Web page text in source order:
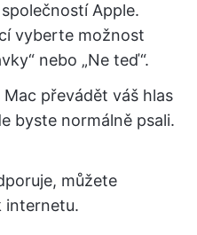
Apple.
vyberte možnost
nebo „Ne teď“.
převádět váš hlas
byste normálně psali.
můžete
internetu.